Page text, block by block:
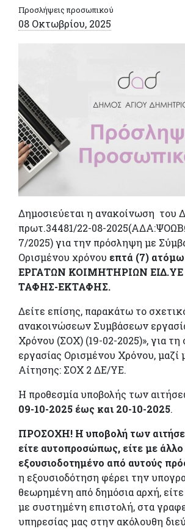
Προσλήψεις προσωπικού
08 Οκτωβρίου, 2025
Δημοσιεύεται η ανακοίνωση του
πρωτ.34481/22-08-
7/2025) για την πρόσληψη με
Ορισμένου χρόνου επτά (7)
ΕΡΓΑΤΩΝ ΚΟΙΜΗΤΗΡΙΩΝ
ΤΑΦΗΣ-ΕΚΤΑΦΗΣ.
Δείτε επίσης, παρακάτω το
ανακοινώσεων Συμβάσεων
Χρόνου (ΣΟΧ) (19-02-2025)», για
εργασίας Ορισμένου Χρόνου,
Αίτησης: ΣΟΧ 2 ΔΕ/ΥΕ.
Η προθεσμία υποβολής των
09-10-2025 έως και 20-10-2025.
ΠΡΟΣΟΧΗ! Η υποβολή των
είτε αυτοπροσώπως, είτε με άλλο
εξουσιοδοτημένο από αυτούς
η εξουσιοδότηση φέρει την
θεωρημένη από δημόσια αρχή,
με συστημένη επιστολή, στα
υπηρεσίας μας στην ακόλουθη